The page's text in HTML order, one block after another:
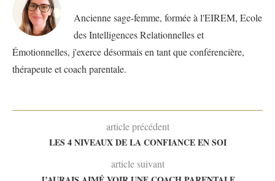
Ancienne sage-femme, formée à l'EIREM, Ecole
des Intelligences Relationnelles et
Émotionnelles, j'exerce désormais en tant que conférencière,
thérapeute et coach parentale.
article précédent
LES 4 NIVEAUX DE LA CONFIANCE EN SOI
article suivant